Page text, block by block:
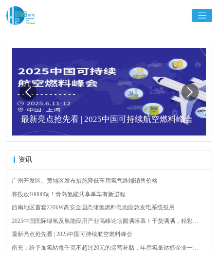
最新亮点抢先看 | 2025中国可持续航空燃料峰会
资讯
广州开发区、黄埔区发布措施降低车用氢气终端销售价格
将投放10000辆！青岛氢能共享单车有新进程
西南地区首套220kW高安全固态储氢燃料电池应急发电系统投用
2025中国国际绿氢及氢能应用产业高峰论坛圆满落幕！干货满满，精彩瞬
间不容错过！
最新亮点抢先看 | 2025中国可持续航空燃料峰会
南充：给予加氢站每千克不超过20元的运营补贴，年用氢量达标企业一次